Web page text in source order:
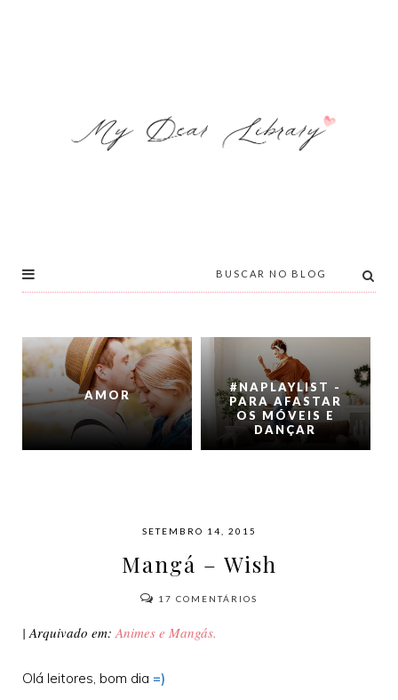
AMOR
#NAPLAYLIST -
PARA AFASTAR
OS MÓVEIS E
DANÇAR
SETEMBRO 14, 2015
Mangá – Wish
17 COMENTÁRIOS
| Arquivado em: Animes e Mangás.
Olá leitores, bom dia =)